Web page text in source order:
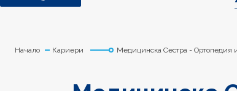
Начало Кариери Медицинска Сестра - Ортопедия